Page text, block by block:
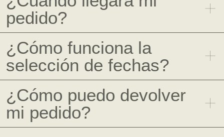
pedido?
¿Cómo funciona la
selección de fechas?
¿Cómo puedo devolver
mi pedido?